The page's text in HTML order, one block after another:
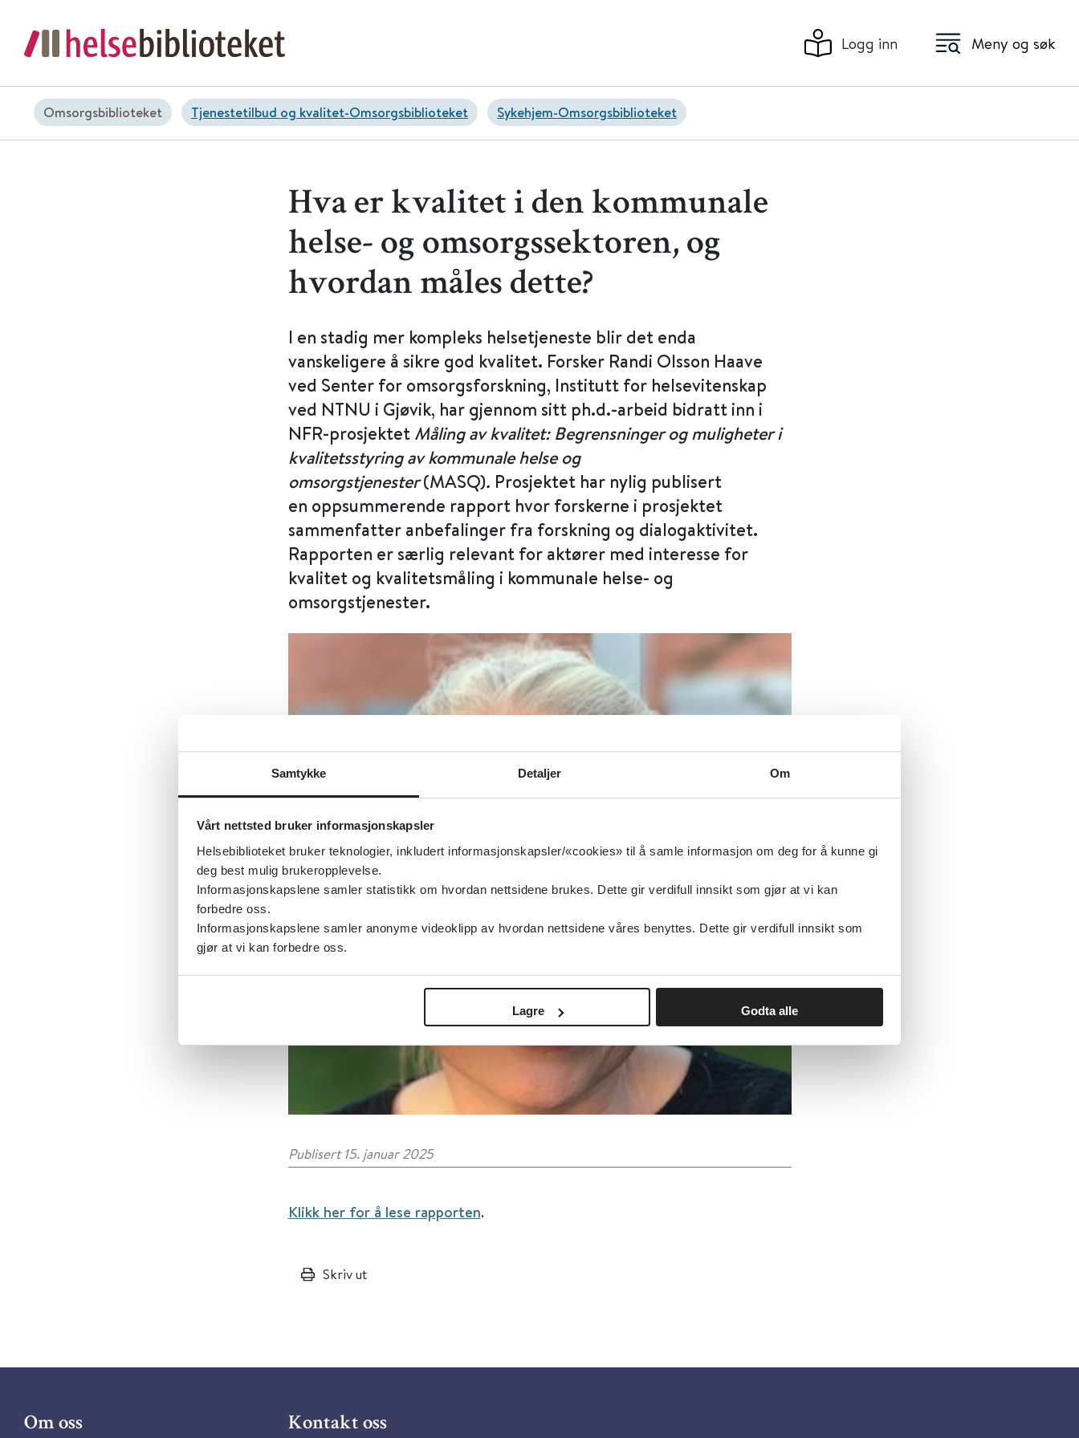
Samtykke Detaljer Om
Vårt nettsted bruker informasjonskapsler
Helsebiblioteket bruker teknologier, inkludert informasjonskapsler/«cookies» til å samle informasjon om deg for å kunne gi
deg best mulig brukeropplevelse.
Informasjonskapslene samler statistikk om hvordan nettsidene brukes. Dette gir verdifull innsikt som gjør at vi kan
forbedre oss.
Informasjonskapslene samler anonyme videoklipp av hvordan nettsidene våres benyttes. Dette gir verdifull innsikt som
gjør at vi kan forbedre oss.
Lagre Godta alle
Logg inn Meny og søk
Omsorgsbiblioteket Tjenestetilbud og kvalitet-Omsorgsbiblioteket Sykehjem-Omsorgsbiblioteket
Hva er kvalitet i den kommunale
helse- og omsorgssektoren, og
hvordan måles dette?
I en stadig mer kompleks helsetjeneste blir det enda
vanskeligere å sikre god kvalitet. Forsker Randi Olsson Haave
ved Senter for omsorgsforskning, Institutt for helsevitenskap
ved NTNU i Gjøvik, har gjennom sitt ph.d.-arbeid bidratt inn i
NFR-prosjektet Måling av kvalitet: Begrensninger og muligheter i
kvalitetsstyring av kommunale helse og
omsorgstjenester(MASQ). Prosjektet har nylig publisert
en oppsummerende rapport hvor forskerne i prosjektet
sammenfatter anbefalinger fra forskning og dialogaktivitet.
Rapporten er særlig relevant for aktører med interesse for
kvalitet og kvalitetsmåling i kommunale helse- og
omsorgstjenester.
Publisert 15. januar 2025
Klikk her for å lese rapporten.
Skriv ut
Om oss Kontakt oss